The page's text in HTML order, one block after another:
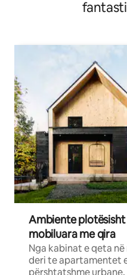
Ambiente
mobiluara me qira
Nga kabinat e qeta në
deri te apartamentet
përshtatshme